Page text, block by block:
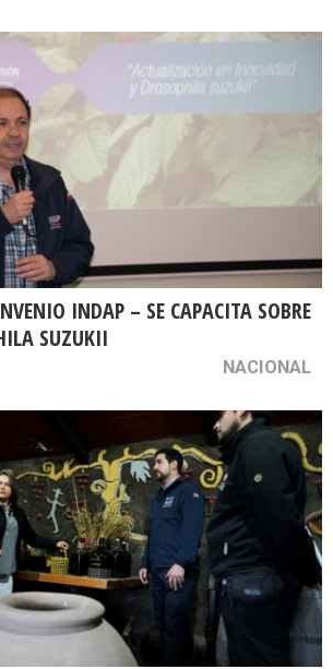
INDAP – SE CAPACITA SOBRE
SUZUKII
NACIONAL